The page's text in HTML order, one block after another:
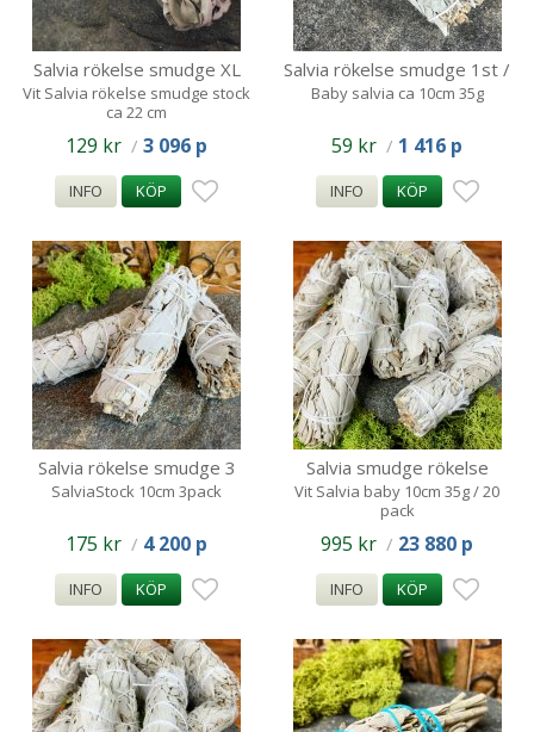
Salvia rökelse smudge XL
22cm
Vit Salvia rökelse smudge stock
ca 22 cm
129 kr / 3 096 p
INFO KÖP
Salvia rökelse smudge 1st /
ca 10cm ca 35g
Baby salvia ca 10cm 35g
59 kr / 1 416 p
INFO KÖP
Salvia rökelse smudge 3
pack/ ca 10cm 35g
SalviaStock 10cm 3pack
175 kr / 4 200 p
INFO KÖP
Salvia smudge rökelse
paket 20 pack / ca 10cm /
35
Vit Salvia baby 10cm 35g / 20
pack
995 kr / 23 880 p
INFO KÖP